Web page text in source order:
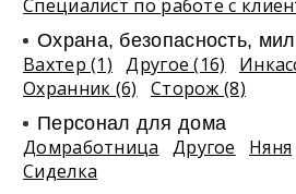
Специалист по работе с
Охрана, безопасность,
Вахтер (1) Другое (16)
Охранник (6)
Сторож (8)
Персонал для дома
Домработница Другое Няня
Сиделка